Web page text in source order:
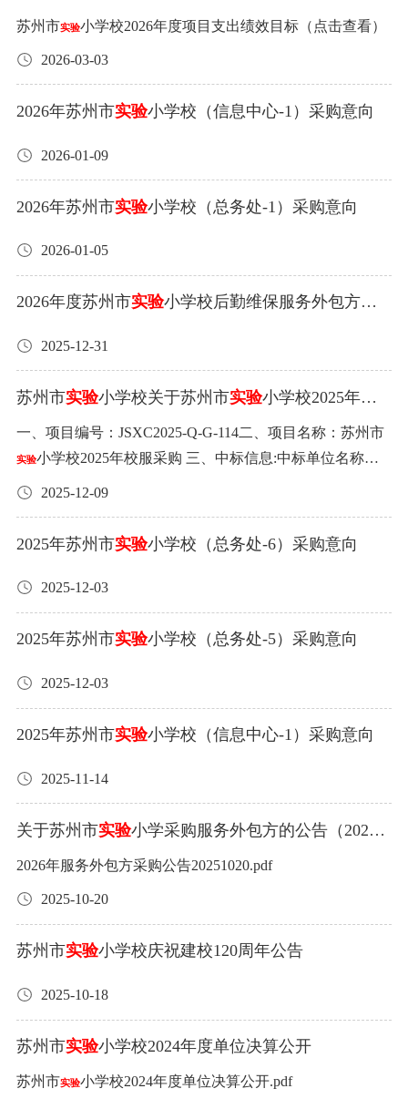
苏州市实验小学校2026年度项目支出绩效目标（点击查看）
2026-03-03
2026年苏州市实验小学校（信息中心-1）采购意向
2026-01-09
2026年苏州市实验小学校（总务处-1）采购意向
2026-01-05
2026年度苏州市实验小学校后勤维保服务外包方公
2025-12-31
苏州市实验小学校关于苏州市实验小学校2025年校
一、项目编号：JSXC2025-Q-G-114二、项目名称：苏州市
实验小学校2025年校服采购 三、中标信息:中标单位名称：
江苏苏美达伊顿纪德品牌管理有限公司中标单位地址：南
装）四、主要标的信息货物类项目名称：苏州市
实验
小学校
夏装和春秋装），具体数量以实际为准；供货期限：合同
签订生效且收到学校通知后20天（日历日）内交货；项目
要求：详见招标文件；校服款式：详见招标文件；售后服
钱建民、陆承曾、丁成华、周春生、胡萍、孙湘弘、孟丽
群六、代理服务收费标准及金额收费标准：以预算金额为
计算基数，100万元以内1.5%、100万元～500万元以内1.
计取代理服务费。如按上述方法计算的金额低于3500元
个工作日。八、其他补充事宜各有关当事人对中标结果如
有异议，可以在公告期限届满之日起七个工作日内，以书
面形式向本公司提出质疑，逾期将不再受理。九、凡对本
位：江苏协诚工程咨询有限公司联 系 人：宋羽、束政融 联
人：王静联系电话：13862423090江苏协诚工程咨询有限公
司2025年12月09日
2025-12-09
2025年苏州市实验小学校（总务处-6）采购意向
2025-12-03
2025年苏州市实验小学校（总务处-5）采购意向
2025-12-03
2025年苏州市实验小学校（信息中心-1）采购意向
2025-11-14
关于苏州市实验小学采购服务外包方的公告（2026
2026年服务外包方采购公告20251020.pdf
2025-10-20
苏州市实验小学校庆祝建校120周年公告
2025-10-18
苏州市实验小学校2024年度单位决算公开
苏州市实验小学校2024年度单位决算公开.pdf